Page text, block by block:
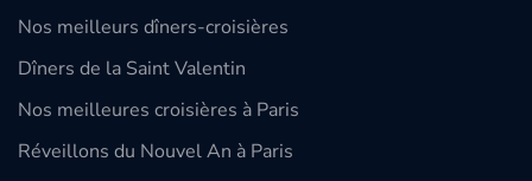
Nos meilleurs dîners-croisières
Dîners de la Saint Valentin
Nos meilleures croisières à Paris
Réveillons du Nouvel An à Paris